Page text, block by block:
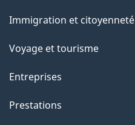
sujets
Immigration et citoyenneté
Voyage et tourisme
Entreprises
Prestations